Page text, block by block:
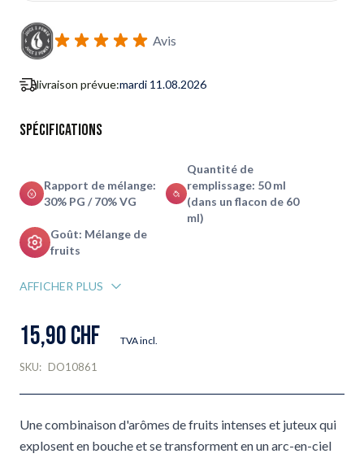
Avis
livraison prévue:mardi 11.08.2026
Spécifications
Rapport de mélange:
30% PG / 70% VG
Quantité de
remplissage: 50 ml
(dans un flacon de 60
ml)
Goût: Mélange de
fruits
AFFICHER PLUS
15,90 CHF TVA incl.
SKU: DO10861
Une combinaison d'arômes de fruits intenses et juteux qui
explosent en bouche et se transforment en un arc-en-ciel